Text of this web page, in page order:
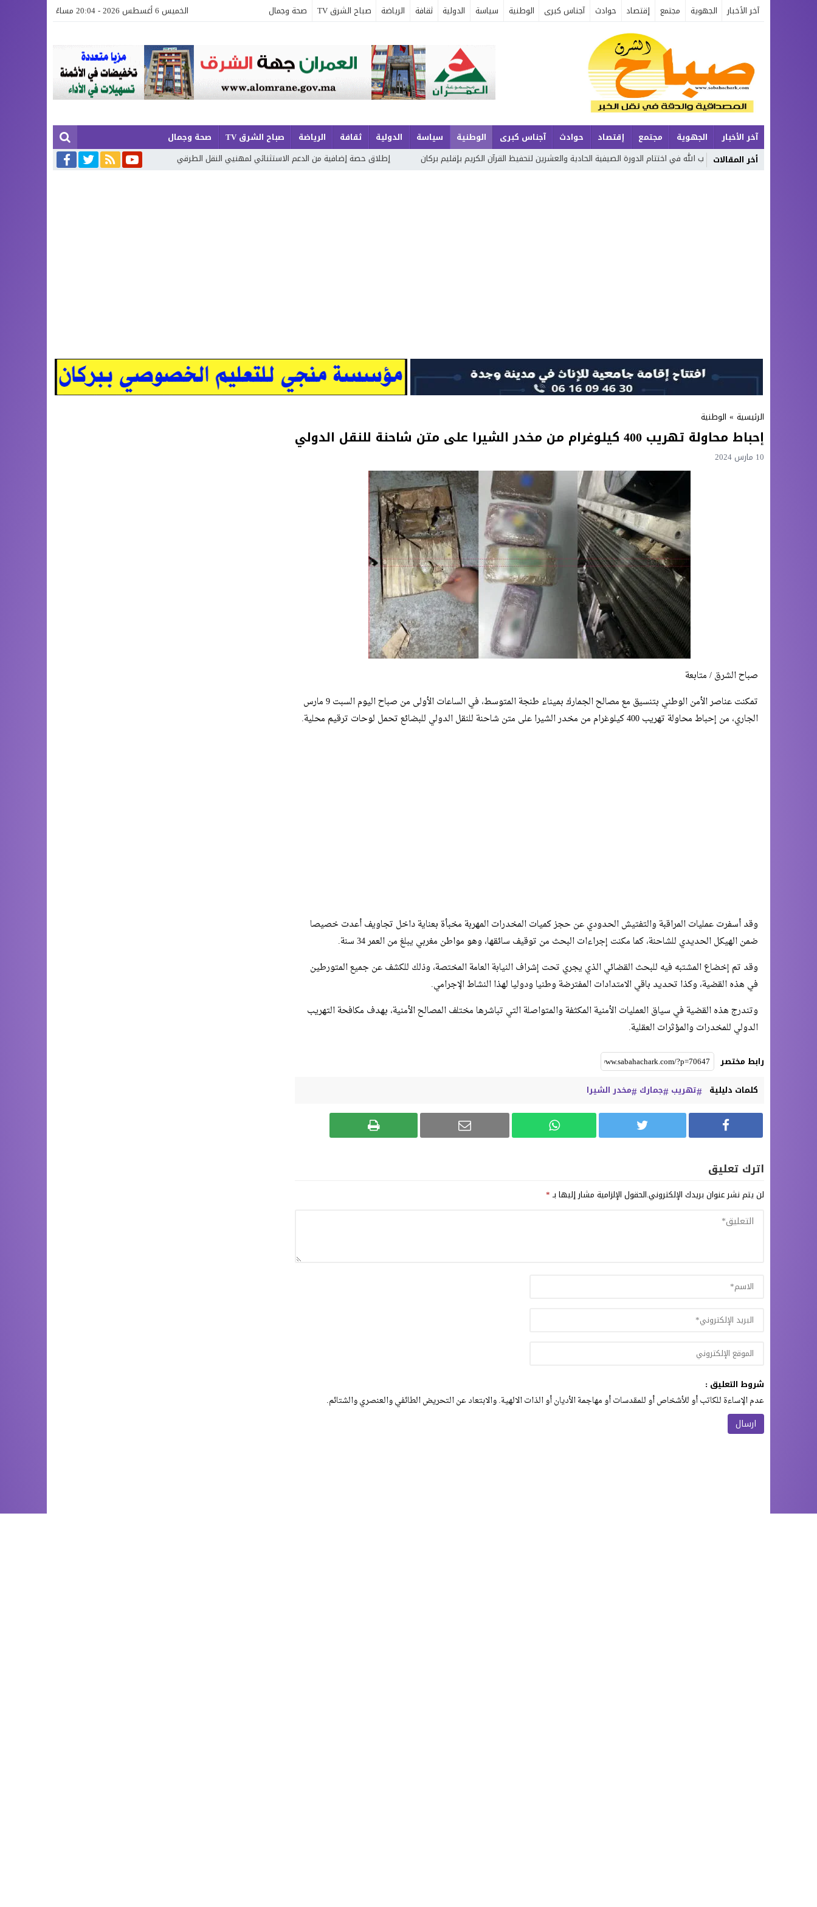
آخر الأخبار الجهوية مجتمع إقتصاد حوادث آجناس كبرى الوطنية سياسة الدولية ثقافة الرياضة صباح الشرق TV صحة وجمال الخميس 6 أغسطس 2026 - 20:04 مساءً
آخر الأخبار الجهوية مجتمع إقتصاد حوادث آجناس كبرى الوطنية سياسة الدولية ثقافة الرياضة صباح الشرق TV
صحة وجمال
أخر المقالات
تكريم حفظة كتاب الله في اختتام الدورة الصيفية الحادية والعشرين لتحفيظ القرآن الكريم بإقليم بركان إطلاق حصة إضافية من الدعم الاستثنائي لمهنيي النقل الطرقي أكوام النفايات تحاصر السعيدية… والمسؤولون مطالبون
الرئيسية » الوطنية
إحباط محاولة تهريب 400 كيلوغرام من مخدر الشيرا على متن شاحنة للنقل الدولي
10 مارس 2024
صباح الشرق / متابعة
تمكنت عناصر الأمن الوطني بتنسيق مع مصالح الجمارك بميناء طنجة المتوسط، في الساعات الأولى من صباح اليوم السبت 9 مارس
الجاري، من إحباط محاولة تهريب 400 كيلوغرام من مخدر الشيرا على متن شاحنة للنقل الدولي للبضائع تحمل لوحات ترقيم محلية.
وقد أسفرت عمليات المراقبة والتفتيش الحدودي عن حجز كميات المخدرات المهربة مخبأة بعناية داخل تجاويف أعدت خصيصا
ضمن الهيكل الحديدي للشاحنة، كما مكنت إجراءات البحث من توقيف سائقها، وهو مواطن مغربي يبلغ من العمر 34 سنة.
وقد تم إخضاع المشتبه فيه للبحث القضائي الذي يجري تحت إشراف النيابة العامة المختصة، وذلك للكشف عن جميع المتورطين
في هذه القضية، وكذا تحديد باقي الامتدادات المفترضة وطنيا ودوليا لهذا النشاط الإجرامي.
وتندرج هذه القضية في سياق العمليات الأمنية المكثفة والمتواصلة التي تباشرها مختلف المصالح الأمنية، بهدف مكافحة التهريب
الدولي للمخدرات والمؤثرات العقلية.
رابط مختصر
كلمات دليلية
تهريب جمارك مخدر الشيرا
اترك تعليق
لن يتم نشر عنوان بريدك الإلكتروني.الحقول الإلزامية مشار إليها بـ*
شروط التعليق :
عدم الإساءة للكاتب أو للأشخاص أو للمقدسات أو مهاجمة الأديان أو الذات الالهية. والابتعاد عن التحريض الطائفي والعنصري والشتائم.